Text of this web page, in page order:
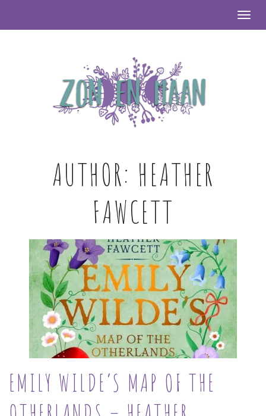
AUTHOR: HEATHER
FAWCETT
EMILY WILDE’S MAP OF THE